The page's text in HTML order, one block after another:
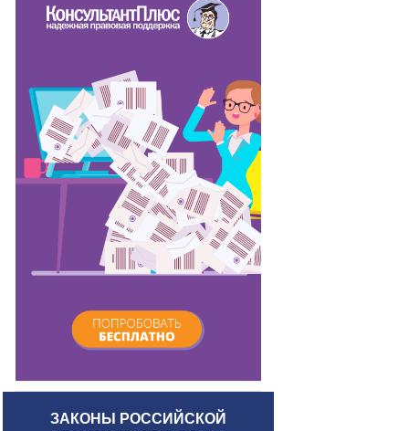
ЗАКОНЫ РОССИЙСКОЙ